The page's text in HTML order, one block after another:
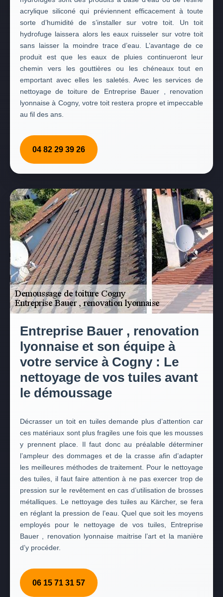
acrylique siliconé qui préviennent efficacement à toute
sorte d’humidité de s’installer sur votre toit. Un toit
hydrofuge laissera alors les eaux ruisseler sur votre toit
sans laisser la moindre trace d’eau. L’avantage de ce
produit est que les eaux de pluies continueront leur
chemin vers les gouttières ou les chéneaux tout en
emportant avec elles les saletés. Avec les services de
nettoyage de toiture de Entreprise Bauer , renovation
lyonnaise à Cogny, votre toit restera propre et impeccable
au fil des ans.
04 82 29 39 26
Entreprise Bauer , renovation
lyonnaise et son équipe à
votre service à Cogny : Le
nettoyage de vos tuiles avant
le démoussage
Décrasser un toit en tuiles demande plus d’attention car
ces matériaux sont plus fragiles une fois que les mousses
y prennent place. Il faut donc au préalable déterminer
l’ampleur des dommages et de la crasse afin d’adapter
les meilleures méthodes de traitement. Pour le nettoyage
des tuiles, il faut faire attention à ne pas exercer trop de
pression sur le revêtement en cas d’utilisation de brosses
métalliques. Le nettoyage des tuiles au Kärcher, se fera
en réglant la pression de l’eau. Quel que soit les moyens
employés pour le nettoyage de vos tuiles, Entreprise
Bauer , renovation lyonnaise maitrise l’art et la manière
d’y procéder.
06 15 71 31 57